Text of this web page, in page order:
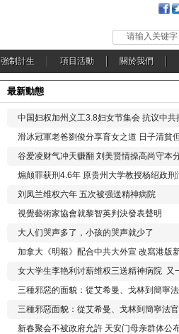
请输入关键字
強制計生 項目活動 關於我們
最新動態
中国妇权加州义工3.8妇女节集会 抗议中共
滑冰冠軍老爸劉俊分享育女之道 日子清貧
谷爱凌财气冲天赚翻 刘美贤情操高尚守本
煽颠罪获刑4.6年 原贵州大学教授杨绍政刑
刘凤兰维权六年 五次被强送精神病院
視覺藝術家協會就黎智英判決發表聲明
大人们哭声多了，小孩的哭声就少了
加拿大《明報》配合中共大外宣 改寫港版
女大学生李艳利讨薪维权三送精神病院 又
三種邪惡的面貌：從艾希曼、戈林到簡寧
三種邪惡面貌：從艾希曼、戈林到簡寧法
新春聚会不被政府允許 天安门母亲群体公